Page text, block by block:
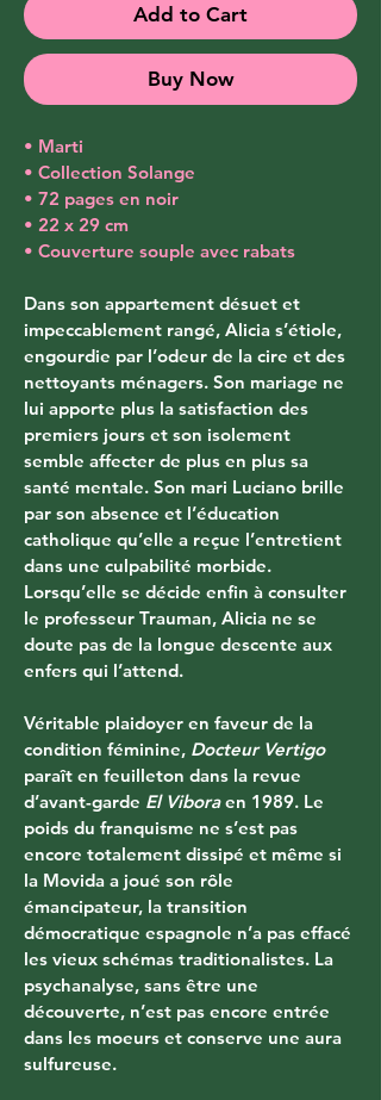
Add to Cart
Buy Now
• Marti
• Collection Solange
• 72 pages en noir
• 22 x 29 cm
• Couverture souple avec rabats
Dans son appartement désuet et
impeccablement rangé, Alicia s’étiole,
engourdie par l’odeur de la cire et des
nettoyants ménagers. Son mariage ne
lui apporte plus la satisfaction des
premiers jours et son isolement
semble affecter de plus en plus sa
santé mentale. Son mari Luciano brille
par son absence et l’éducation
catholique qu’elle a reçue l’entretient
dans une culpabilité morbide.
Lorsqu’elle se décide enfin à consulter
le professeur Trauman, Alicia ne se
doute pas de la longue descente aux
enfers qui l’attend.
Véritable plaidoyer en faveur de la
condition féminine, Docteur Vertigo
paraît en feuilleton dans la revue
d’avant-garde El Vibora en 1989. Le
poids du franquisme ne s’est pas
encore totalement dissipé et même si
la Movida a joué son rôle
émancipateur, la transition
démocratique espagnole n’a pas effacé
les vieux schémas traditionalistes. La
psychanalyse, sans être une
découverte, n’est pas encore entrée
dans les moeurs et conserve une aura
sulfureuse.